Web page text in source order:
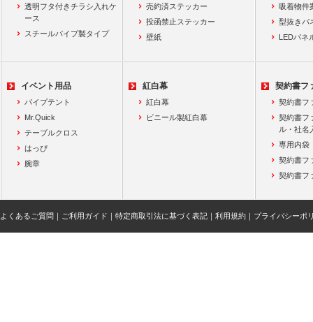
透明フタ付きチラシ入れケ
ース
スチールパイプ製タイプ
売約済ステッカー
投函禁止ステッカー
壁紙
吸着物件
型抜きパ
LEDパネ
イベント用品
パイプテント
Mr.Quick
テーブルクロス
はっぴ
腕章
紅白幕
紅白幕
ビニール製紅白幕
契約書フ
契約書フ
契約書フ
ル・社名
専用内袋
契約書フ
契約書フ
よくあるご質問 ご利用ガイド 特定商取引法に基づく表記 利用規約 プライバシーポ